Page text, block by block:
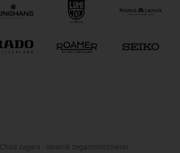
Chód zegara - słownik zegarmistrzowski